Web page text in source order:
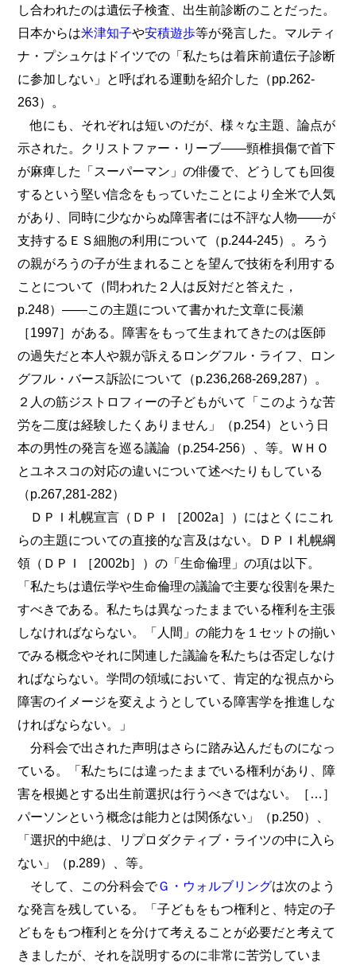
し合われたのは遺伝子検査、出生前診断のことだった。
日本からは米津知子や安積遊歩等が発言した。マルティ
ナ・プシュケはドイツでの「私たちは着床前遺伝子診断
に参加しない」と呼ばれる運動を紹介した（pp.262-
263）。
他にも、それぞれは短いのだが、様々な主題、論点が
示された。クリストファー・リーブ――頸椎損傷で首下
が麻痺した「スーパーマン」の俳優で、どうしても回復
するという堅い信念をもっていたことにより全米で人気
があり、同時に少なからぬ障害者には不評な人物――が
支持するＥＳ細胞の利用について（p.244-245）。ろう
の親がろうの子が生まれることを望んで技術を利用する
ことについて（問われた２人は反対だと答えた，
p.248）――この主題について書かれた文章に長瀬
［1997］がある。障害をもって生まれてきたのは医師
の過失だと本人や親が訴えるロングフル・ライフ、ロン
グフル・バース訴訟について（p.236,268-269,287）。
２人の筋ジストロフィーの子どもがいて「このような苦
労を二度は経験したくありません」（p.254）という日
本の男性の発言を巡る議論（p.254-256）、等。ＷＨＯ
とユネスコの対応の違いについて述べたりもしている
（p.267,281-282）
ＤＰＩ札幌宣言（ＤＰＩ［2002a］）にはとくにこれ
らの主題についての直接的な言及はない。ＤＰＩ札幌綱
領（ＤＰＩ［2002b］）の「生命倫理」の項は以下。
「私たちは遺伝学や生命倫理の議論で主要な役割を果た
すべきである。私たちは異なったままでいる権利を主張
しなければならない。「人間」の能力を１セットの揃い
でみる概念やそれに関連した議論を私たちは否定しなけ
ればならない。学問の領域において、肯定的な視点から
障害のイメージを変えようとしている障害学を推進しな
ければならない。」
分科会で出された声明はさらに踏み込んだものになっ
ている。「私たちには違ったままでいる権利があり、障
害を根拠とする出生前選択は行うべきではない。［…］
パーソンという概念は能力とは関係ない」（p.250）、
「選択的中絶は、リプロダクティブ・ライツの中に入ら
ない」（p.289）、等。
そして、この分科会でＧ・ウォルブリングは次のよう
な発言を残している。「子どもをもつ権利と、特定の子
どもをもつ権利とを分けて考えることが必要だと考えて
きましたが、それを説明するのに非常に苦労していま